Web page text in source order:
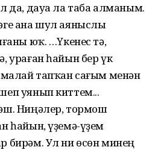
да, дауа ла таба алманым.
ана шул аяныслы
юҡ. …Үкенес тә,
ураған һайын бер үк
тапҡан сағым менән
уянып киттем...
Ниңәлер, тормош
һайын, үҙемә-үҙем
бирәм. Ул ни өсөн минең